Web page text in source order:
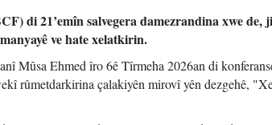
di 21’emîn salvegera damezrandina xwe de,
ve hate xelatkirin.
Mûsa Ehmed îro 6ê Tîrmeha 2026an di
rûmetdarkirina çalakiyên mirovî yên dezgehê,